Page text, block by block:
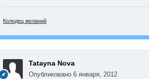
Колодец желаний
Tatayna Nova
Опубликовано 6 января, 2012